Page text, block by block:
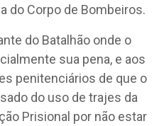
do Corpo de Bombeiros.
do Batalhão onde o
sua pena, e aos
penitenciários de que o
do uso de trajes da
Prisional por não estar